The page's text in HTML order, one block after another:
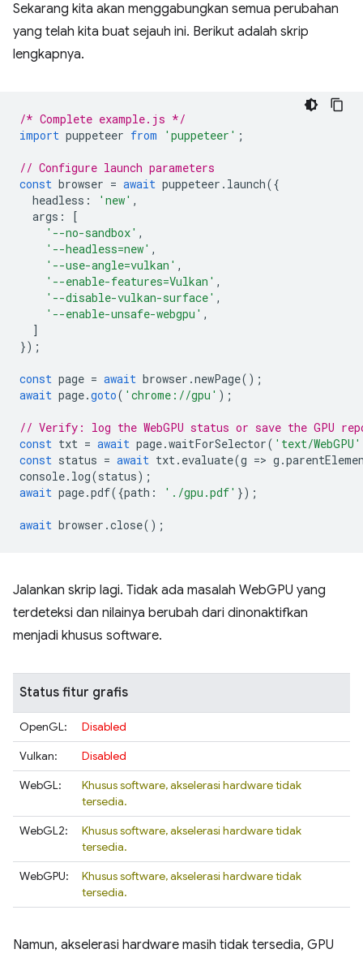
Sekarang kita akan menggabungkan semua perubahan
yang telah kita buat sejauh ini. Berikut adalah skrip
lengkapnya.
/* Complete example.js */
import puppeteer from 'puppeteer' ;
// Configure launch parameters
const browser = await puppeteer . launch({
headless : 'new' ,
args :
[
'--no-sandbox' ,
'--headless=new' ,
'--use-angle=vulkan' ,
'--enable-features=Vulkan' ,
'--disable-vulkan-surface' ,
'--enable-unsafe-webgpu' ,
]
});
const page = await browser .newPage();
await page.goto( 'chrome://gpu' );
// Verify: log the WebGPU status or save the GPU
const txt = await page.waitForSelector( 'text/WebGPU'
const status = await txt. evaluate(g => g .
console. log(status);
await page.pdf({path : './gpu.pdf' });
await browser .close();
Jalankan skrip lagi. Tidak ada masalah WebGPU yang
terdeteksi dan nilainya berubah dari dinonaktifkan
menjadi khusus software.
Status fitur grafis
OpenGL:
Disabled
Vulkan:
Disabled
WebGL:
Khusus software, akselerasi hardware tidak
tersedia.
WebGL2:
Khusus software, akselerasi hardware tidak
tersedia.
WebGPU:
Khusus software, akselerasi hardware tidak
tersedia.
Namun, akselerasi hardware masih tidak tersedia, GPU